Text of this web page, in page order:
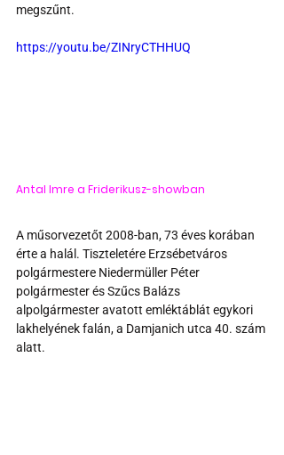
megszűnt.
https://youtu.be/ZINryCTHHUQ
Antal Imre a Friderikusz-showban
A műsorvezetőt 2008-ban, 73 éves korában
érte a halál. Tiszteletére Erzsébetváros
polgármestere Niedermüller Péter
polgármester és Szűcs Balázs
alpolgármester avatott emléktáblát egykori
lakhelyének falán, a Damjanich utca 40. szám
alatt.